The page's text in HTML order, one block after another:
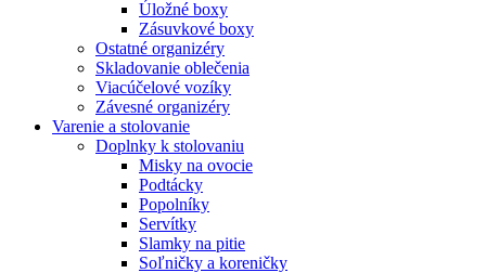
Úložné boxy
Zásuvkové boxy
Ostatné organizéry
Skladovanie oblečenia
Viacúčelové vozíky
Závesné organizéry
Varenie a stolovanie
Doplnky k stolovaniu
Misky na ovocie
Podtácky
Popolníky
Servítky
Slamky na pitie
Soľničky a koreničky